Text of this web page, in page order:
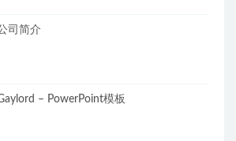
司简介
– PowerPoint模板